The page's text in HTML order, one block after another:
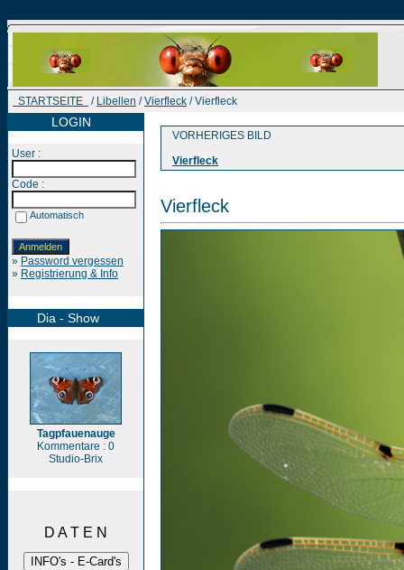
STARTSEITE / Libellen /Vierfleck / Vierfleck
LOGIN
User :
Code :
Automatisch
» Password vergessen
» Registrierung & Info
Dia - Show
Tagpfauenauge
Kommentare : 0
Studio-Brix
D A T E N
VORHERIGES BILD
Vierfleck
Vierfleck